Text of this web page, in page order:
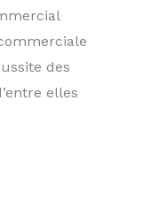
des
elles